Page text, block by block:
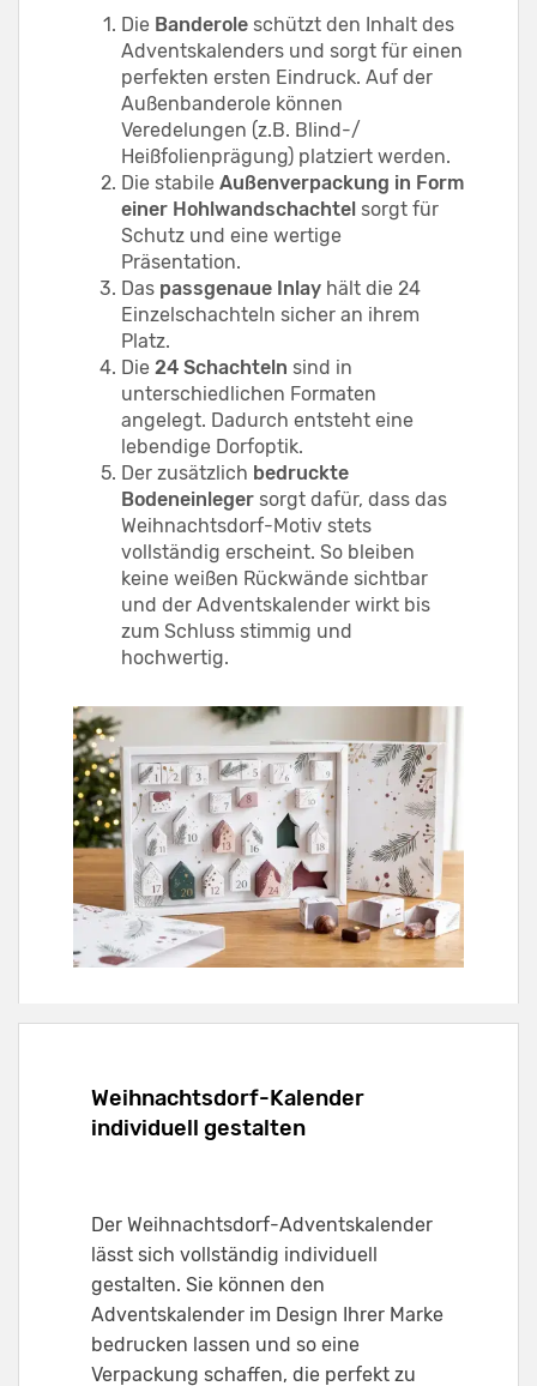
Die Banderole schützt den Inhalt des
Adventskalenders und sorgt für einen
perfekten ersten Eindruck. Auf der
Außenbanderole können
Veredelungen (z.B. Blind-/
Heißfolienprägung) platziert werden.
Die stabile Außenverpackung in Form
einer Hohlwandschachtel sorgt für
Schutz und eine wertige
Präsentation.
Das passgenaue Inlay hält die 24
Einzelschachteln sicher an ihrem
Platz.
Die 24 Schachteln sind in
unterschiedlichen Formaten
angelegt. Dadurch entsteht eine
lebendige Dorfoptik.
Der zusätzlich bedruckte
Bodeneinleger sorgt dafür, dass das
Weihnachtsdorf-Motiv stets
vollständig erscheint. So bleiben
keine weißen Rückwände sichtbar
und der Adventskalender wirkt bis
zum Schluss stimmig und
hochwertig.
Weihnachtsdorf-Kalender
individuell gestalten
Der Weihnachtsdorf-Adventskalender
lässt sich vollständig individuell
gestalten. Sie können den
Adventskalender im Design Ihrer Marke
bedrucken lassen und so eine
Verpackung schaffen, die perfekt zu